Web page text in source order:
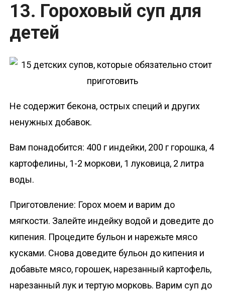
13. Гороховый суп для
детей
Не содержит бекона, острых специй и других
ненужных добавок.
Вам понадобится: 400 г индейки, 200 г горошка, 4
картофелины, 1-2 моркови, 1 луковица, 2 литра
воды.
Приготовление: Горох моем и варим до
мягкости. Залейте индейку водой и доведите до
кипения. Процедите бульон и нарежьте мясо
кусками. Снова доведите бульон до кипения и
добавьте мясо, горошек, нарезанный картофель,
нарезанный лук и тертую морковь. Варим суп до